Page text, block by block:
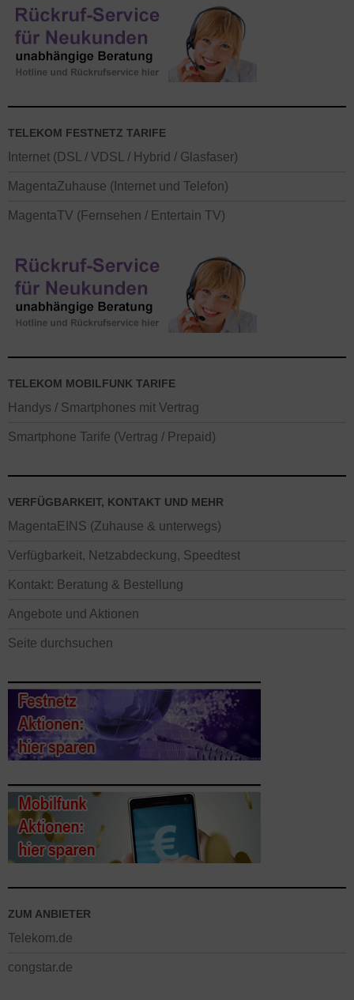
TELEKOM FESTNETZ TARIFE
Internet (DSL / VDSL / Hybrid / Glasfaser)
MagentaZuhause (Internet und Telefon)
MagentaTV (Fernsehen / Entertain TV)
TELEKOM MOBILFUNK TARIFE
Handys / Smartphones mit Vertrag
Smartphone Tarife (Vertrag / Prepaid)
VERFÜGBARKEIT, KONTAKT UND MEHR
MagentaEINS (Zuhause & unterwegs)
Verfügbarkeit, Netzabdeckung, Speedtest
Kontakt: Beratung & Bestellung
Angebote und Aktionen
Seite durchsuchen
ZUM ANBIETER
Telekom.de
congstar.de